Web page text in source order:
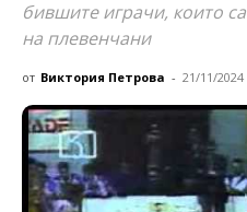
бившите играчи, които
на плевенчани
от Виктория Петрова - 21/11/2024